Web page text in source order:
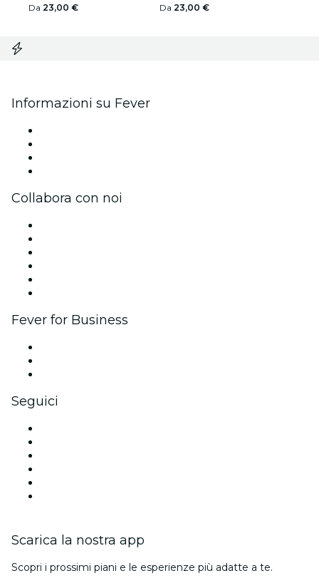
Da 23,00 €
Da 23,00 €
Informazioni su Fever
Collabora con noi
Fever for Business
Seguici
Scarica la nostra app
Scopri i prossimi piani e le esperienze più adatte a te.